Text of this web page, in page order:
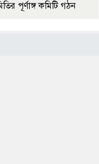
পূর্ণাঙ্গ কমিটি গঠন